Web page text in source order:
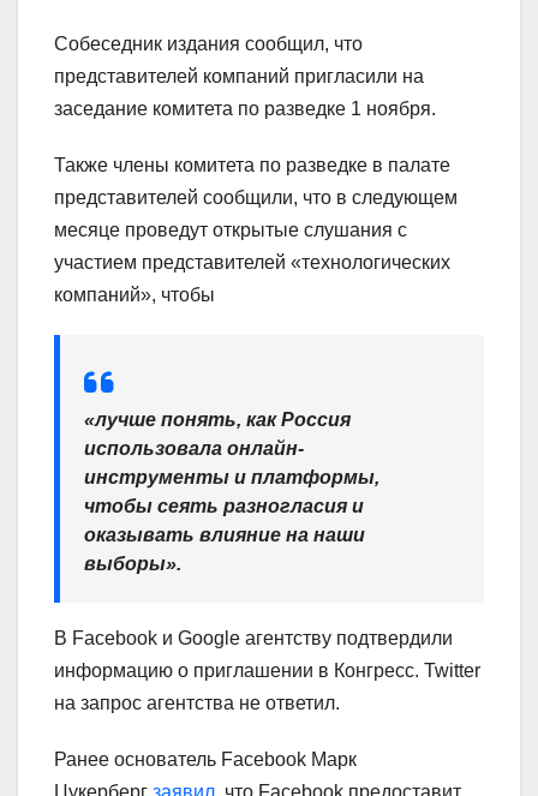
Собеседник издания сообщил, что
представителей компаний пригласили на
заседание комитета по разведке 1 ноября.
Также члены комитета по разведке в палате
представителей сообщили, что в следующем
месяце проведут открытые слушания с
участием представителей «технологических
компаний», чтобы
«лучше понять, как Россия
использовала онлайн-
инструменты и платформы,
чтобы сеять разногласия и
оказывать влияние на наши
выборы».
В Facebook и Google агентству подтвердили
информацию о приглашении в Конгресс. Twitter
на запрос агентства не ответил.
Ранее основатель Facebook Марк